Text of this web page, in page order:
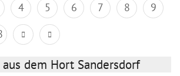
4 5 6 7 8
9
dem Hort Sandersdorf